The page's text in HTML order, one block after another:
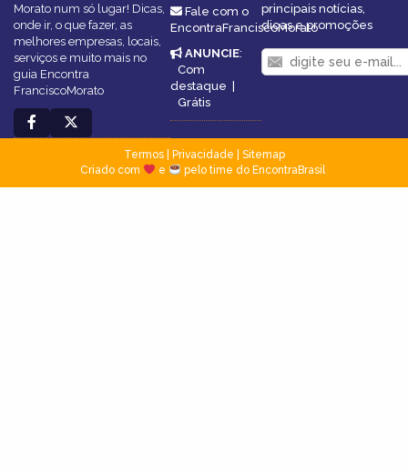
Morato num só lugar! Dicas,
onde ir, o que fazer, as
melhores empresas, locais,
serviços e muito mais no
guia Encontra
FranciscoMorato
Fale com o
EncontraFranciscoMorato
ANUNCIE:
Com
destaque |
Grátis
principais notícias,
dicas e promoções
Termos| Privacidade
Sitemap
Criado com
e pelo time do EncontraBrasil